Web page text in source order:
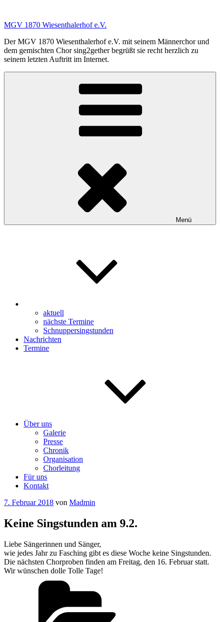
springen
MGV 1870 Wiesenthalerhof e.V.
Der MGV 1870 Wiesenthalerhof e.V. mit seinem Männerchor und
dem gemischten Chor sing2gether begrüßt sie recht herzlich zu
seinem letzten Auftritt im Internet.
Menü
aktuell
nächste Termine
Schnuppersingstunden
Nachrichten
Termine
Über uns
Galerie
Presse
Chronik
Organisation
Chorleitung
Für uns
Kontakt
Veröffentlicht
7. Februar 2018 von Madmin
Keine Singstunden am 9.2.
Liebe Sängerinnen und Sänger,
wie jedes Jahr zu Fasching gibt es diese Woche keine Singstunden.
Die nächsten Chorproben finden am Freitag, den 16. Februar statt.
Wir wünschen dolle Tolle Tage!